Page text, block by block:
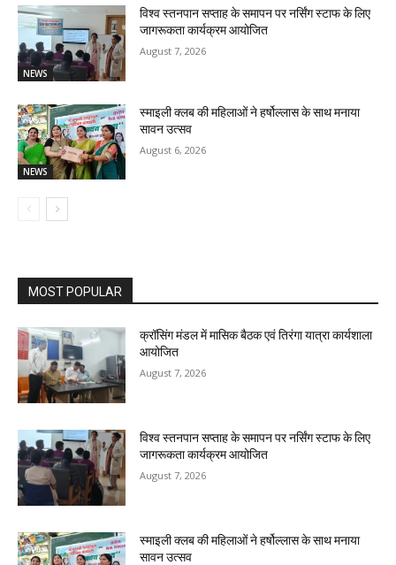
NEWS
विश्व स्तनपान सप्ताह के समापन पर नर्सिंग स्टाफ के लिए
जागरूकता कार्यक्रम आयोजित
August 7, 2026
NEWS
स्माइली क्लब की महिलाओं ने हर्षोल्लास के साथ मनाया
सावन उत्सव
August 6, 2026
MOST POPULAR
क्रॉसिंग मंडल में मासिक बैठक एवं तिरंगा यात्रा कार्यशाला
आयोजित
August 7, 2026
विश्व स्तनपान सप्ताह के समापन पर नर्सिंग स्टाफ के लिए
जागरूकता कार्यक्रम आयोजित
August 7, 2026
स्माइली क्लब की महिलाओं ने हर्षोल्लास के साथ मनाया
सावन उत्सव